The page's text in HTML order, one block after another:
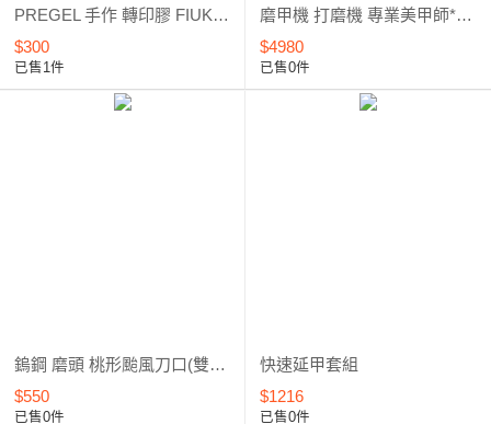
PREGEL 手作 轉印膠 FIUK 轉寫膠 星空轉印膠 / 手作膠 / 4g/15g
$300
已售1件
磨甲機 打磨機 專業美甲師*台灣製*外銷暢銷款
$4980
已售0件
鎢鋼 磨頭 桃形颱風刀口(雙向切削) 6.0mm-CA10*****
$550
已售0件
快速延甲套組
$1216
已售0件